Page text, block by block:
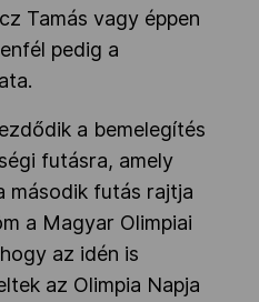
Tamás vagy éppen
pedig a
a bemelegítés
futásra, amely
második futás rajtja
a Magyar Olimpiai
az idén is
az Olimpia Napja